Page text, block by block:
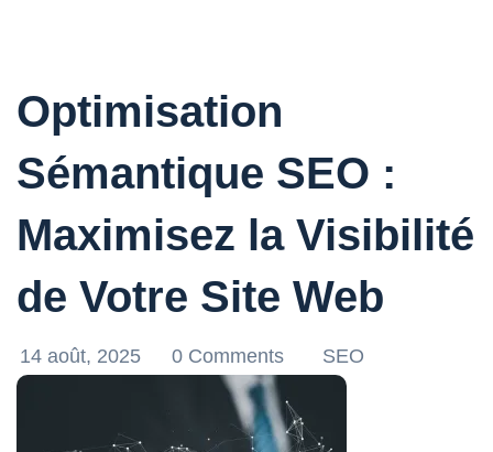
Optimisation
Sémantique SEO :
Maximisez la Visibilité
de Votre Site Web
14 août, 2025 0 Comments SEO